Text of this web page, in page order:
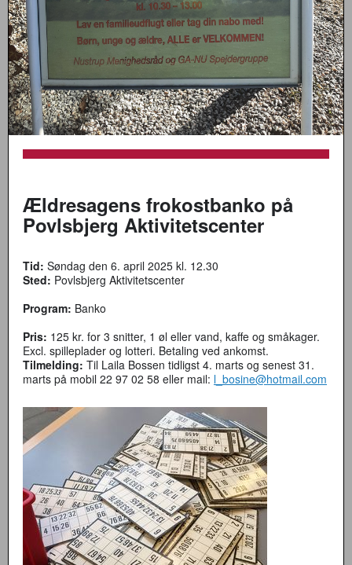
Ældresagens frokostbanko på
Povlsbjerg Aktivitetscenter
Tid: Søndag den 6. april 2025 kl. 12.30
Sted: Povlsbjerg Aktivitetscenter
Program: Banko
Pris: 125 kr. for 3 snitter, 1 øl eller vand, kaffe og småkager.
Excl. spilleplader og lotteri. Betaling ved ankomst.
Tilmelding: Til Laila Bossen tidligst 4. marts og senest 31.
marts på mobil 22 97 02 58 eller mail: l_bosine@hotmail.com